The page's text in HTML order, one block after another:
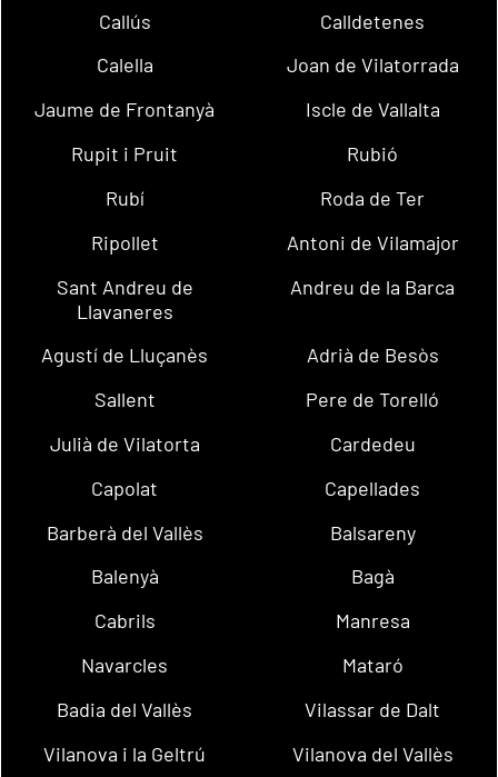
Callús
Calldetenes
Calella
Joan de Vilatorrada
Jaume de Frontanyà
Iscle de Vallalta
Rupit i Pruit
Rubió
Rubí
Roda de Ter
Ripollet
Antoni de Vilamajor
Sant Andreu de
Llavaneres
Andreu de la Barca
Agustí de Lluçanès
Adrià de Besòs
Sallent
Pere de Torelló
Julià de Vilatorta
Cardedeu
Capolat
Capellades
Barberà del Vallès
Balsareny
Balenyà
Bagà
Cabrils
Manresa
Navarcles
Mataró
Badia del Vallès
Vilassar de Dalt
Vilanova i la Geltrú
Vilanova del Vallès